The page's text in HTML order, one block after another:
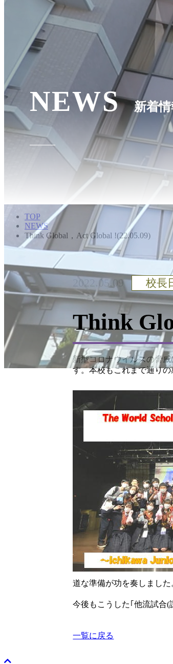
NEWS 新着
TOP
NEWS
Think Global，Act Global !(22.05.09)
2022.05.09 校長
Think
新型コロナウイルスの脅
す。本校もこれまで通り
道な準備が功を奏しました
今後もこうした｢他流試合(
一覧に戻る